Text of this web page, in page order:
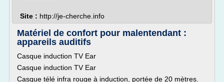
Site : http://je-cherche.info
Matériel de confort pour malentendant :
appareils auditifs
Casque induction TV Ear
Casque induction TV Ear
Casque télé infra rouge à induction, portée de 20 mètres.